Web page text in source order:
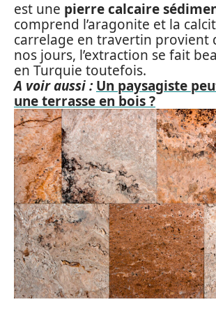
est une pierre calcaire
comprend l’aragonite et la
carrelage en travertin provient
nos jours, l’extraction se fait
en Turquie toutefois.
A voir aussi : Un paysagiste
une terrasse en bois ?